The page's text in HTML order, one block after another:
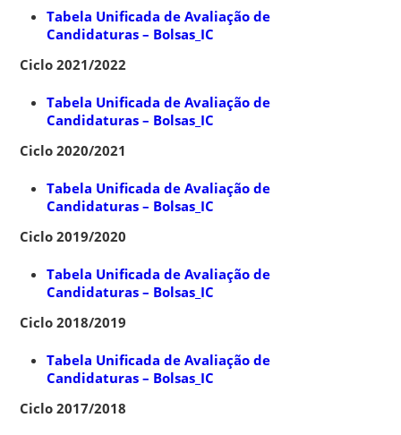
Tabela Unificada de Avaliação de
Candidaturas – Bolsas_IC
Ciclo 2021/2022
Tabela Unificada de Avaliação de
Candidaturas – Bolsas_IC
Ciclo 2020/2021
Tabela Unificada de Avaliação de
Candidaturas – Bolsas_IC
Ciclo 2019/2020
Tabela Unificada de Avaliação de
Candidaturas – Bolsas_IC
Ciclo 2018/2019
Tabela Unificada de Avaliação de
Candidaturas – Bolsas_IC
Ciclo 2017/2018